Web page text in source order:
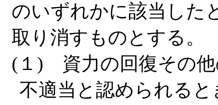
のいずれかに該当した
取り消すものとする。
(１) 資力の回復その他
不適当と認められると